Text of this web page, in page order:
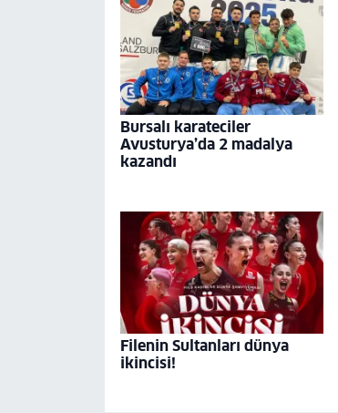
Bursalı karateciler
Avusturya’da 2 madalya
kazandı
Filenin Sultanları dünya
ikincisi!